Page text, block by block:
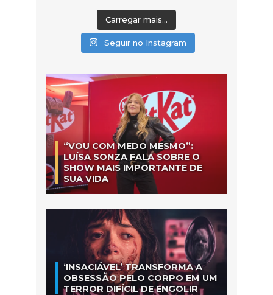
Carregar mais...
Seguir no Instagram
“VOU COM MEDO MESMO”:
LUÍSA SONZA FALA SOBRE O
SHOW MAIS IMPORTANTE DE
SUA VIDA
‘INSACIÁVEL’ TRANSFORMA A
OBSESSÃO PELO CORPO EM UM
TERROR DIFÍCIL DE ENGOLIR